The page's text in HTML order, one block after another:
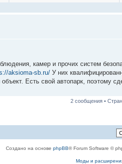
камер и прочих систем
aksioma-sb.ru/ У них
Есть свой автопарк, поэтому
2 сообщения •
Создано на основе phpBB® Forum Software ©
Моды и